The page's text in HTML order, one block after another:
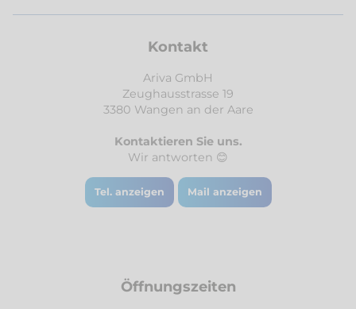
Kontakt
Ariva GmbH
Zeughausstrasse 19
3380 Wangen an der Aare
Kontaktieren Sie uns.
Wir antworten 😊
Tel. anzeigen Mail anzeigen
Öffnungszeiten